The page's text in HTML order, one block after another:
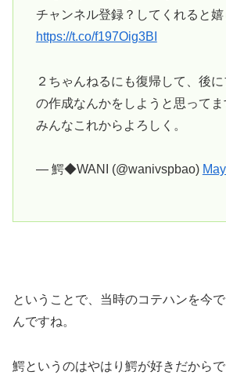
チャンネル登録？してくれると嬉
https://t.co/f197Oig3BI
２ちゃんねるにも復帰して、後
の作成なんかをしようと思ってま
みんなこれからよろしく。
— 鰐◆WANI (@wanivspbao)
ということで、当時のコテハンを今
んですね。
鰐というのはやはり鰐が好きだから